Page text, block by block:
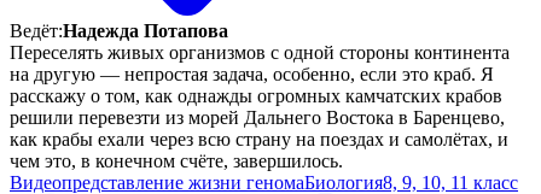
Ведёт:Надежда Потапова
Переселять живых организмов с одной стороны континента
на другую — непростая задача, особенно, если это краб. Я
расскажу о том, как однажды огромных камчатских крабов
решили перевезти из морей Дальнего Востока в Баренцево,
как крабы ехали через всю страну на поездах и самолётах, и
чем это, в конечном счёте, завершилось.
Видеопредставление жизни геномаБиология8, 9, 10, 11 класс